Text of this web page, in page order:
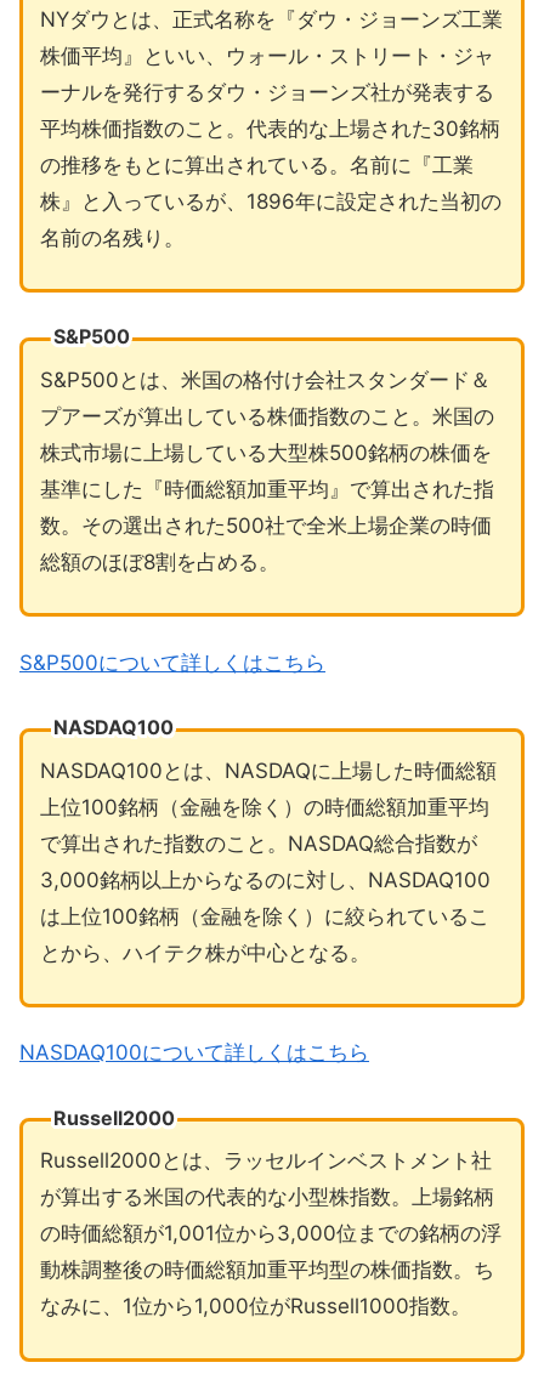
NYダウとは、正式名称を『ダウ・ジョーンズ工業
株価平均』といい、ウォール・ストリート・ジャ
ーナルを発行するダウ・ジョーンズ社が発表する
平均株価指数のこと。代表的な上場された30銘柄
の推移をもとに算出されている。名前に『工業
株』と入っているが、1896年に設定された当初の
名前の名残り。
S&P500
S&P500とは、米国の格付け会社スタンダード＆
プアーズが算出している株価指数のこと。米国の
株式市場に上場している大型株500銘柄の株価を
基準にした『時価総額加重平均』で算出された指
数。その選出された500社で全米上場企業の時価
総額のほぼ8割を占める。
S&P500について詳しくはこちら
NASDAQ100
NASDAQ100とは、NASDAQに上場した時価総額
上位100銘柄（金融を除く）の時価総額加重平均
で算出された指数のこと。NASDAQ総合指数が
3,000銘柄以上からなるのに対し、NASDAQ100
は上位100銘柄（金融を除く）に絞られているこ
とから、ハイテク株が中心となる。
NASDAQ100について詳しくはこちら
Russell2000
Russell2000とは、ラッセルインベストメント社
が算出する米国の代表的な小型株指数。上場銘柄
の時価総額が1,001位から3,000位までの銘柄の浮
動株調整後の時価総額加重平均型の株価指数。ち
なみに、1位から1,000位がRussell1000指数。